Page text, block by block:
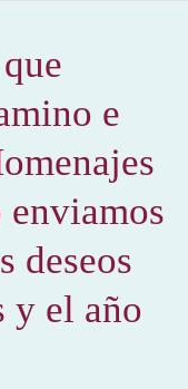
e
deseos
y el año